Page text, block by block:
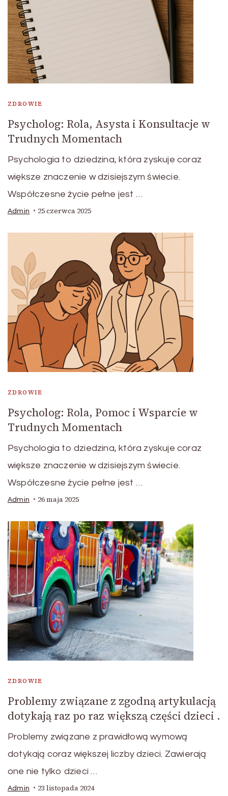
ZDROWIE
Psycholog: Rola, Asysta i Konsultacje w
Trudnych Momentach
Psychologia to dziedzina, która zyskuje coraz
większe znaczenie w dzisiejszym świecie.
Współczesne życie pełne jest …
Admin 25 czerwca 2025
ZDROWIE
Psycholog: Rola, Pomoc i Wsparcie w
Trudnych Momentach
Psychologia to dziedzina, która zyskuje coraz
większe znaczenie w dzisiejszym świecie.
Współczesne życie pełne jest …
Admin 26 maja 2025
ZDROWIE
Problemy związane z zgodną artykulacją
dotykają raz po raz większą części dzieci .
Problemy związane z prawidłową wymową
dotykają coraz większej liczby dzieci. Zawierają
one nie tylko dzieci …
Admin 23 listopada 2024